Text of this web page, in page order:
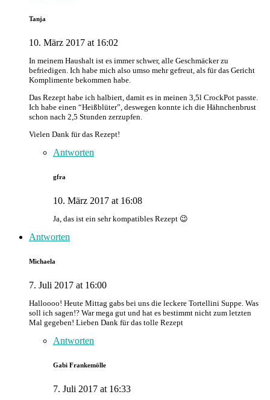
Tanja
10. März 2017 at 16:02
In meinem Haushalt ist es immer schwer, alle Geschmäcker zu
befriedigen. Ich habe mich also umso mehr gefreut, als für das Gericht
Komplimente bekommen habe.
Das Rezept habe ich halbiert, damit es in meinen 3,5l CrockPot passte.
Ich habe einen “Heißblüter”, deswegen konnte ich die Hähnchenbrust
schon nach 2,5 Stunden zerzupfen.
Vielen Dank für das Rezept!
Antworten
gfra
10. März 2017 at 16:08
Ja, das ist ein sehr kompatibles Rezept 😉
Antworten
Michaela
7. Juli 2017 at 16:00
Halloooo! Heute Mittag gabs bei uns die leckere Tortellini Suppe. Was
soll ich sagen!? War mega gut und hat es bestimmt nicht zum letzten
Mal gegeben! Lieben Dank für das tolle Rezept
Antworten
Gabi Frankemölle
7. Juli 2017 at 16:33